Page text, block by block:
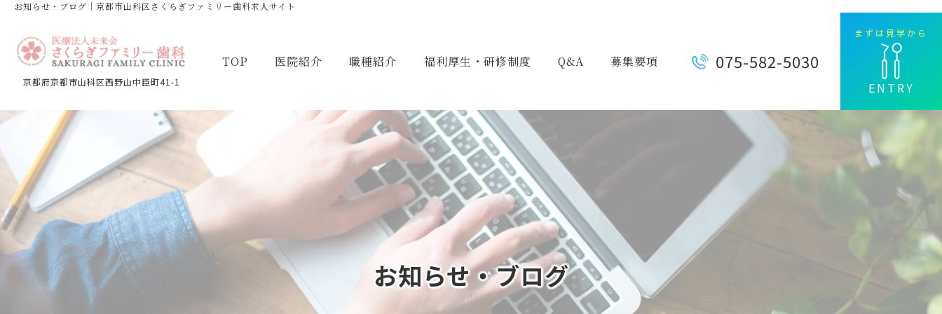
お知らせ・ブログ｜京都市山科区さくらぎファミリー歯科求人サイト
京都府京都市山科区西野山中臣町41-1
TOP 医院紹介 職種紹介 福利厚生・研修制度 Q&A 募集要項 075-582-5030
まずは見学から
ENTRY
お知らせ・ブログ